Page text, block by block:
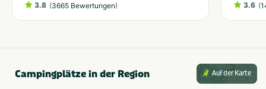
3.8 (3665 Bewertungen) 3.6 (
Campingplätze in der Region Auf der Karte